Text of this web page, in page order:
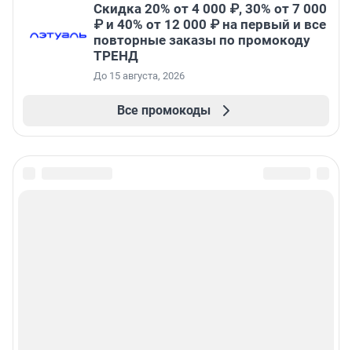
Скидка 20% от 4 000 ₽, 30% от 7 000
₽ и 40% от 12 000 ₽ на первый и все
повторные заказы по промокоду
ТРЕНД
До 15 августа, 2026
Все промокоды